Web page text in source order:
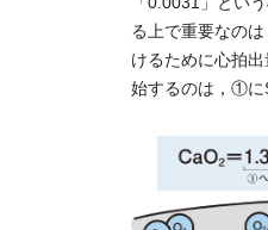
る上で重要なの
けるために心拍
始するのは，①に